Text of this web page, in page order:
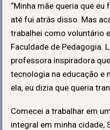
“Minha mãe queria que eu
até fui atrás disso. Mas
trabalhei como voluntário
Faculdade de Pedagogia.
professora inspiradora
tecnologia na educação e
ela, eu dizia que queria
Comecei a trabalhar em
integral em minha cidade,